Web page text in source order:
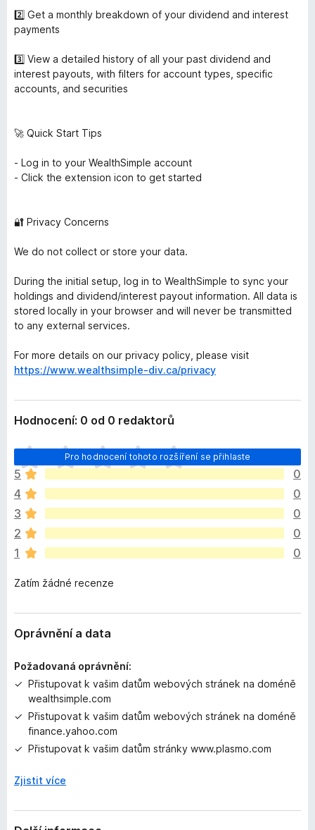
2️⃣ Get a monthly breakdown of your dividend and interest
payments
3️⃣ View a detailed history of all your past dividend and
interest payouts, with filters for account types, specific
accounts, and securities
🚀 Quick Start Tips
- Log in to your WealthSimple account
- Click the extension icon to get started
🔐 Privacy Concerns
We do not collect or store your data.
During the initial setup, log in to WealthSimple to sync your
holdings and dividend/interest payout information. All data is
stored locally in your browser and will never be transmitted
to any external services.
For more details on our privacy policy, please visit
https://www.wealthsimple-div.ca/privacy
Hodnocení: 0 od 0 redaktorů
Pro hodnocení tohoto rozšíření se přihlaste
Z
a
t
í
m
n
e
h
d
o
c
n
5
0
4
0
3
0
2
0
1
0
Zatím žádné recenze
Oprávnění a data
Požadovaná oprávnění:
Přistupovat k vašim datům webových stránek na doméně
wealthsimple.com
Přistupovat k vašim datům webových stránek na doméně
finance.yahoo.com
Přistupovat k vašim datům stránky www.plasmo.com
Zjistit více